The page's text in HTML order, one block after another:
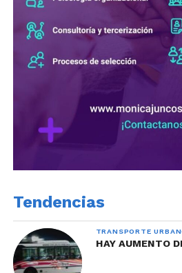
Tendencias
TRANSPORTE
HAY AUMENTO